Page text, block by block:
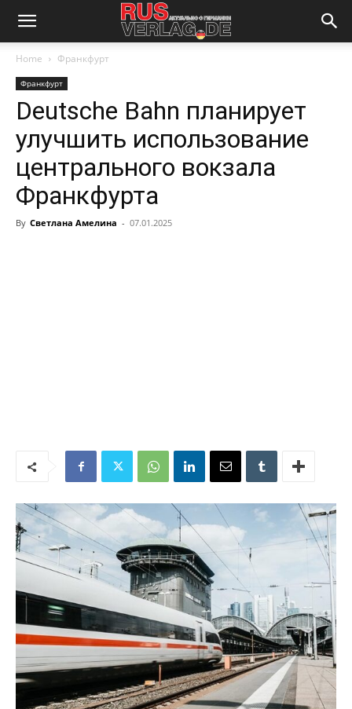
Home Франкфурт
Франкфурт
Deutsche Bahn планирует
улучшить использование
центрального вокзала
Франкфурта
By Светлана Амелина - 07.01.2025